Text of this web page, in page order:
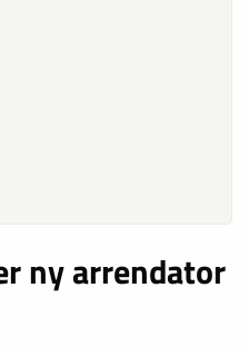
ny arrendator